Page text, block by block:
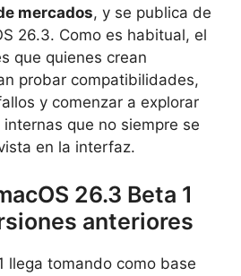
mercados, y se publica de
26.3. Como es habitual, el
que quienes crean
probar compatibilidades,
y comenzar a explorar
que no siempre se
en la interfaz.
26.3 Beta 1
anteriores
llega tomando como base